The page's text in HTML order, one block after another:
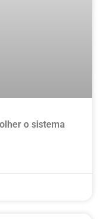
o sistema